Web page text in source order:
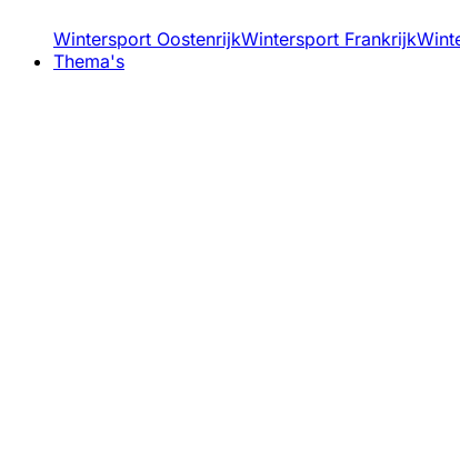
Wintersport OostenrijkWintersport Frankrijk
Thema's